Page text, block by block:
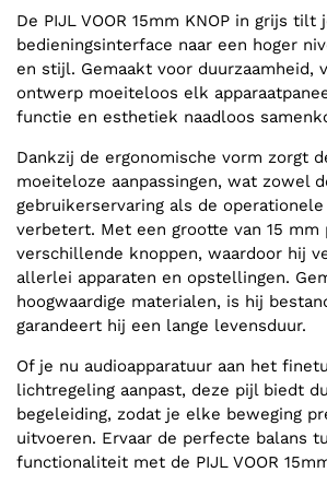
De PIJL VOOR 15mm KNOP in grijs tilt
bedieningsinterface naar een hoger
en stijl. Gemaakt voor duurzaamheid,
ontwerp moeiteloos elk
functie en esthetiek naadloos
Dankzij de ergonomische vorm zorgt
moeiteloze aanpassingen, wat zowel
gebruikerservaring als de
verbetert. Met een grootte van 15 mm
verschillende knoppen, waardoor hij
allerlei apparaten en opstellingen.
hoogwaardige materialen, is hij
garandeert hij een lange levensduur.
Of je nu audioapparatuur aan het
lichtregeling aanpast, deze pijl biedt
begeleiding, zodat je elke beweging
uitvoeren. Ervaar de perfecte balans
functionaliteit met de PIJL VOOR